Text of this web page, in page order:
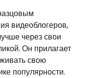
видеоблогеров,
через свои
Он прилагает
свою
популярности.